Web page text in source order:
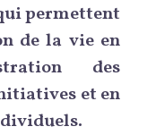
permettent
de la vie en
des
et en